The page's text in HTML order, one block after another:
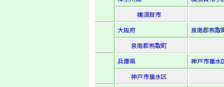
横須賀市
大阪府
泉南郡熊取
泉南郡熊取町
兵庫県
神戸市垂水
神戸市垂水区